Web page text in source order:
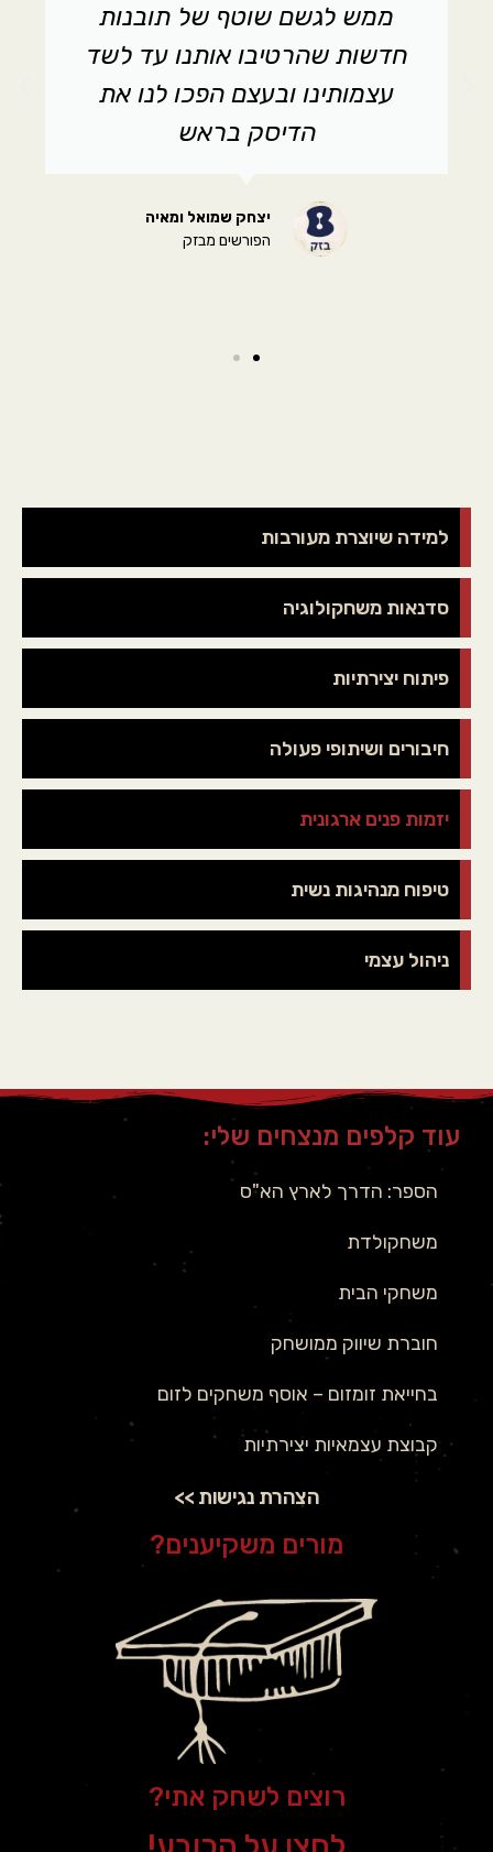
ממש לגשם שוטף של תובנות
חדשות שהרטיבו אותנו עד לשד
עצמותינו ובעצם הפכו לנו את
הדיסק בראש
יצחק שמואל ומאיה
הפורשים מבזק
למידה שיוצרת מעורבות
סדנאות משחקולוגיה
פיתוח יצירתיות
חיבורים ושיתופי פעולה
יזמות פנים ארגונית
טיפוח מנהיגות נשית
ניהול עצמי
עוד קלפים מנצחים שלי:
הספר: הדרך לארץ הא"ס
משחקולדת
משחקי הבית
חוברת שיווק ממושחק
בחייאת זומזום – אוסף משחקים לזום
קבוצת עצמאיות יצירתיות
הצהרת נגישות >>
מורים משקיענים?
רוצים לשחק אתי?